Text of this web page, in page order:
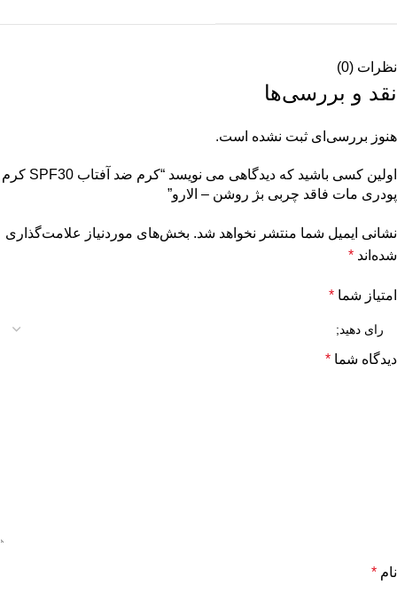
نظرات (0)
نقد و بررسی‌ها
هنوز بررسی‌ای ثبت نشده است.
اولین کسی باشید که دیدگاهی می نویسد “کرم ضد آفتاب SPF30 کرم
پودری مات فاقد چربی بژ روشن – الارو”
نشانی ایمیل شما منتشر نخواهد شد. بخش‌های موردنیاز علامت‌گذاری
شده‌اند *
امتیاز شما *
دیدگاه شما *
نام *